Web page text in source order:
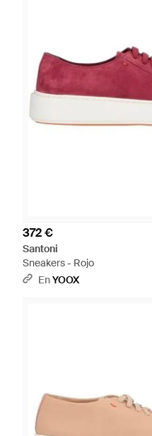
372 €
Santoni
Sneakers - Rojo
EnYOOX